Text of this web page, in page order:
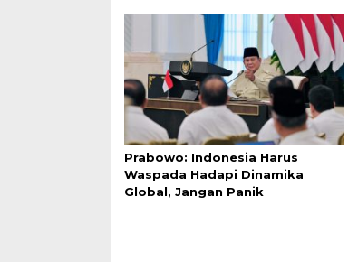
Prabowo: Indonesia Harus
Waspada Hadapi Dinamika
Global, Jangan Panik